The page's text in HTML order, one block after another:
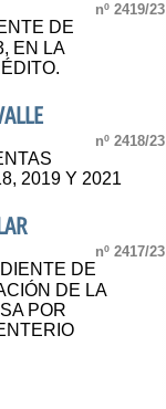
nº 2419/23
DE
EN LA
nº 2418/23
2019 Y 2021
nº 2417/23
DE
DE LA
POR